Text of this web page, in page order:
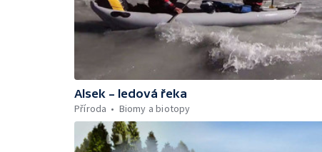
Alsek – ledová řeka
Příroda
Biomy a biotopy